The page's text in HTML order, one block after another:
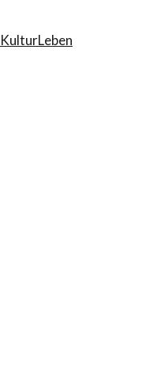
KulturLeben